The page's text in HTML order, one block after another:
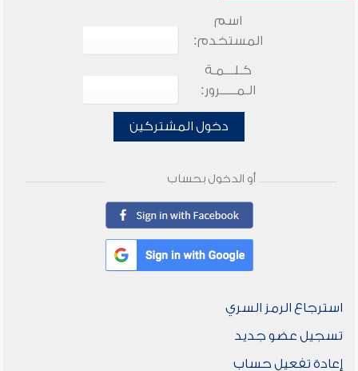
اسم
المستخدم:
كـلـــمـة
الـمـــــرور:
دخول المشتركين
أو الدخول بحساب
استرجاع الرمز السري
تسجيل عضو جديد
إعادة تفعيل حساب